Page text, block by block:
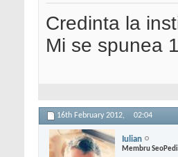
Credinta la
Mi se spunea
16th February 2012, 02:04
Iulian
Membru